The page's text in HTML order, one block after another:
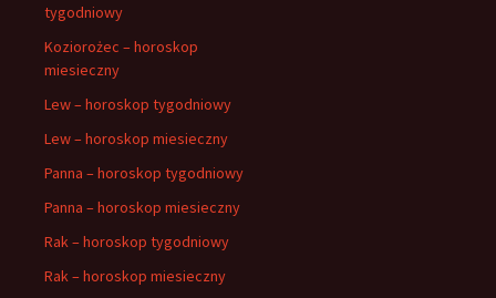
tygodniowy
Koziorożec – horoskop
miesieczny
Lew – horoskop tygodniowy
Lew – horoskop miesieczny
Panna – horoskop tygodniowy
Panna – horoskop miesieczny
Rak – horoskop tygodniowy
Rak – horoskop miesieczny